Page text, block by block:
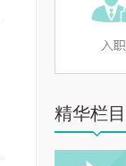
精华栏目